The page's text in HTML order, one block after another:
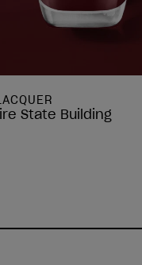
State Building